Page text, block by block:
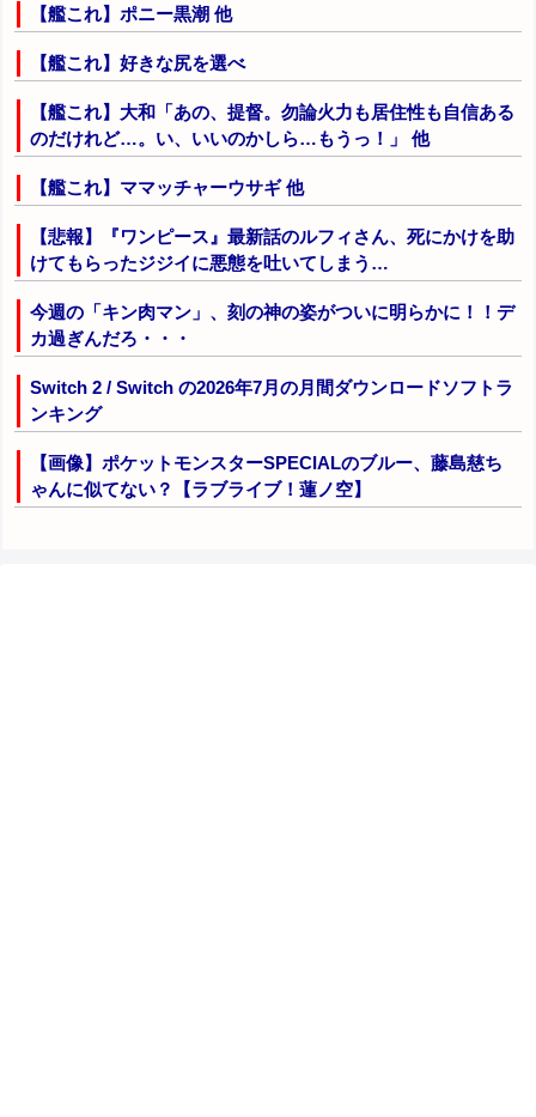
【艦これ】ポニー黒潮 他
【艦これ】好きな尻を選べ
【艦これ】大和「あの、提督。勿論火力も居住性も自信ある
のだけれど…。い、いいのかしら…もうっ！」 他
【艦これ】ママッチャーウサギ 他
【悲報】『ワンピース』最新話のルフィさん、死にかけを助
けてもらったジジイに悪態を吐いてしまう…
今週の「キン肉マン」、刻の神の姿がついに明らかに！！デ
カ過ぎんだろ・・・
Switch 2 / Switch の2026年7月の月間ダウンロードソフトラ
ンキング
【画像】ポケットモンスターSPECIALのブルー、藤島慈ち
ゃんに似てない？【ラブライブ！蓮ノ空】